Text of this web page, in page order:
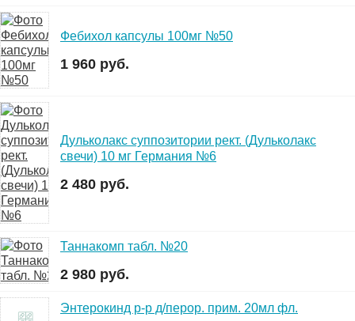
Фебихол капсулы 100мг №50
1 960 руб.
Дульколакс суппозитории рект. (Дульколакс
свечи) 10 мг Германия №6
2 480 руб.
Таннакомп табл. №20
2 980 руб.
Энтерокинд р-р д/перор. прим. 20мл фл.